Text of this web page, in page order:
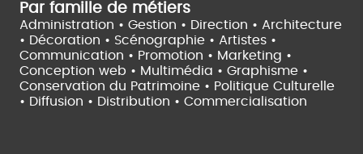
Par famille de métiers
Administration • Gestion • Direction • Architecture
• Décoration • Scénographie • Artistes •
Communication • Promotion • Marketing •
Conception web • Multimédia • Graphisme •
Conservation du Patrimoine • Politique Culturelle
• Diffusion • Distribution • Commercialisation